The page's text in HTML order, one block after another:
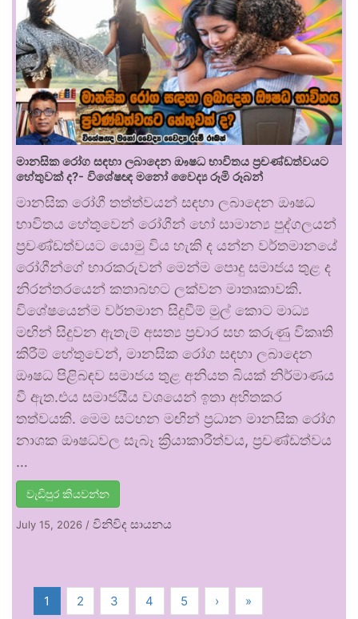
මානසික රෝග සඳහා ලබාදෙන ඖෂධ භාවිතය ප්‍රචණ්ඩත්වයට
හේතුවක් ද?- විශේෂඥ මනෝ වෛද්‍ය රූමි රූබන්
මානසික රෝගී තත්ත්වයන් සඳහා ලබාදෙන ඖෂධ
භාවිතය හේතුවෙන් රෝගීන් හෝ සාමාන්‍ය පුද්ගලයන්
ප්‍රචණ්ඩත්වයට යොමු විය හැකි ද යන්න වර්තමානයේ
රෝගීන්ගේ භාරකරුවන් මෙන්ම පොදු සමාජය තුළ ද
නිරන්තරයෙන් කතාබහට ලක්වන මාතෘකාවකි.
විශේෂයෙන්ම වර්තමාන සිදුවීම් මුල් කොට මාධ්‍ය
මඟින් සිදුවන ඇතැම් අසත්‍ය ප්‍රචාර සහ කරුණු විකෘති
කිරීම් හේතුවෙන්, මානසික රෝග සඳහා ලබාදෙන
ඖෂධ පිළිබඳව සමාජය තුළ අනියත බියක් නිර්මාණය
වී ඇත.එය සමාජයීය වශයෙන් ඉතා අහිතකර
තත්වයකි. මෙම සටහන මඟින් ප්‍රධාන මානසික රෝග
නාශක ඖෂධවල සැබෑ ක්‍රියාකාරීත්වය, ප්‍රචණ්ඩත්වය
…
වැඩිපුර කියවන්න
July 15, 2026 / විනිවිද සායනය
1 2 3 4 5 › »